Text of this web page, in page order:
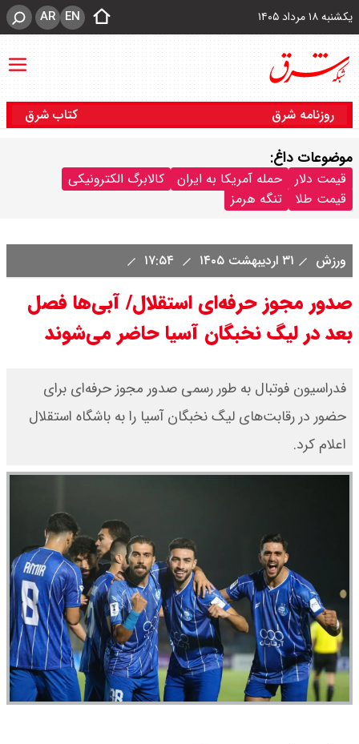
یکشنبه ۱۸ مرداد ۱۴۰۵ EN
AR
روزنامه شرق کتاب شرق
موضوعات داغ:
قیمت دلار حمله آمریکا به ایران
کالابرگ الکترونیکی
قیمت طلا
تنگه هرمز
ورزش ۳۱ اردیبهشت ۱۴۰۵
صدور مجوز حرفه‌ای استقلال/ آبی‌ها فصل
بعد در لیگ نخبگان آسیا حاضر می‌شوند
فدراسیون فوتبال به طور رسمی صدور مجوز حرفه‌ای برای
حضور در رقابت‌های لیگ نخبگان آسیا را به باشگاه استقلال
اعلام کرد.